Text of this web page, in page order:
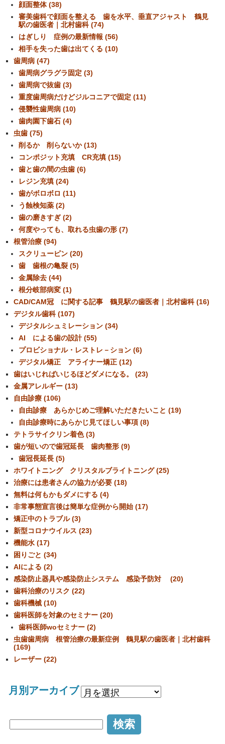
顔面整体 (38)
審美歯科で顔面を整える 歯を水平、垂直アジャスト 鶴見
駅の歯医者｜北村歯科 (74)
はぎしり 症例の最新情報 (56)
相手を失った歯は出てくる (10)
歯周病 (47)
歯周病グラグラ固定 (3)
歯周病で抜歯 (3)
重度歯周病だけどジルコニアで固定 (11)
侵襲性歯周病 (10)
歯肉園下歯石 (4)
虫歯 (75)
削るか 削らないか (13)
コンポジット充填 CR充填 (15)
歯と歯の間の虫歯 (6)
レジン充填 (24)
歯がボロボロ (11)
う蝕検知薬 (2)
歯の磨きすぎ (2)
何度やっても、取れる虫歯の形 (7)
根管治療 (94)
スクリューピン (20)
歯 歯根の亀裂 (5)
金属除去 (44)
根分岐部病変 (1)
CAD/CAM冠 に関する記事 鶴見駅の歯医者｜北村歯科 (16)
デジタル歯科 (107)
デジタルシュミレーション (34)
AI による歯の設計 (55)
プロビショナル・レストレ－ション (6)
デジタル矯正 アライナー矯正 (12)
歯はいじればいじるほどダメになる。 (23)
金属アレルギー (13)
自由診療 (106)
自由診療 あらかじめご理解いただきたいこと (19)
自由診療時にあらかじ見てほしい事項 (8)
テトラサイクリン着色 (3)
歯が短いので歯冠延長 歯肉整形 (9)
歯冠長延長 (5)
ホワイトニング クリスタルブライトニング (25)
治療には患者さんの協力が必要 (18)
無料は何もかもダメにする (4)
非常事態宣言後は簡単な症例から開始 (17)
矯正中のトラブル (3)
新型コロナウイルス (23)
機能水 (17)
困りごと (34)
AIによる (2)
感染防止器具や感染防止システム 感染予防対 (20)
歯科治療のリスク (22)
歯科機械 (10)
歯科医師を対象のセミナー (20)
歯科医師woセミナー (2)
虫歯歯周病 根管治療の最新症例 鶴見駅の歯医者｜北村歯科
(169)
レーザー (22)
月別アーカイブ